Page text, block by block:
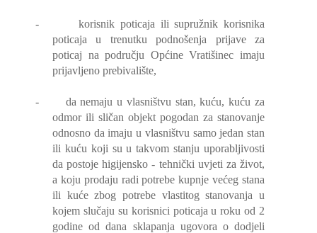
-
korisnik poticaja ili supružnik korisnika
poticaja u trenutku podnošenja prijave za
poticaj na području Općine Vratišinec imaju
prijavljeno prebivalište,
-
da nemaju u vlasništvu stan, kuću, kuću za
odmor ili sličan objekt pogodan za stanovanje
odnosno da imaju u vlasništvu samo jedan stan
ili kuću koji su u takvom stanju uporabljivosti
da postoje higijensko - tehnički uvjeti za život,
a koju prodaju radi potrebe kupnje većeg stana
ili kuće zbog potrebe vlastitog stanovanja u
kojem slučaju su korisnici poticaja u roku od 2
godine od dana sklapanja ugovora o dodjeli